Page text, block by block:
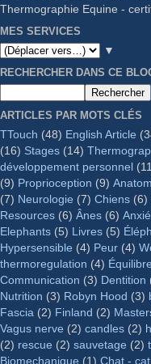
Thermographie Equine -
MES SERVICES
▼
RECHERCHER DANS CE
ARTICLES PAR MOTS CLÉS
TTouch (48) English Article
(16) Stages (14)
développement personnel
(9) Proprioception (9)
(7) Neurologie (7) Chiens (6)
Resources (6) Ânes (6)
Elephants (5) Livres (5)
Hypersensible (4) Peur (4)
thermoregulation (4) Équilibre
Communication (3) Dentition
Nutrition (3) Robyn Hood (3)
Fascia (2) Finland (2)
Vagus nerve (2) candles (2)
(2) rescue (2) sauvetage (2)
Biomechanique (1) Chat - cat